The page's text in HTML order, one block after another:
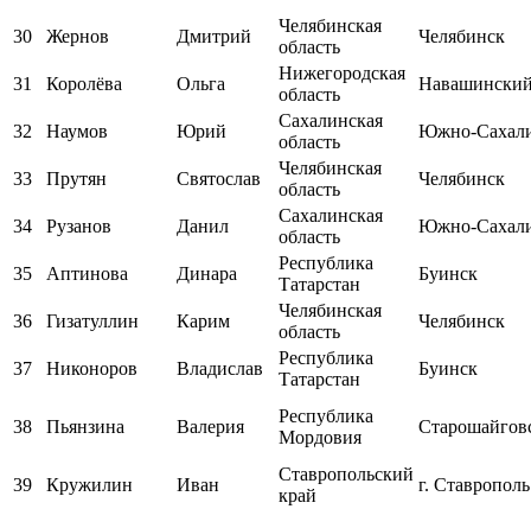
30 Жернов Дмитрий
Челябинская
область
Челябинск
31 Королёва Ольга
Нижегородская
область
32 Наумов Юрий
Сахалинская
область
Южно-
33 Прутян Святослав
Челябинская
область
Челябинск
34 Рузанов Данил
Сахалинская
область
Южно-
35 Аптинова Динара
Республика
Татарстан
Буинск
36 Гизатуллин Карим
Челябинская
область
Челябинск
37 Никоноров Владислав
Республика
Татарстан
Буинск
38 Пьянзина Валерия
Республика
Мордовия
39 Кружилин Иван
Ставропольский
край
г. Ставрополь